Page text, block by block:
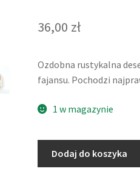
36,00 zł
Ozdobna rustykalna
fajansu. Pochodzi
1 w magazynie
Fajansowa
Dodaj do koszyka